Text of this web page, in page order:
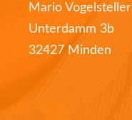
Mario Vogelsteller
Unterdamm 3b
32427 Minden